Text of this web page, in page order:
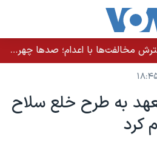
ترس جمهوری اسلامی از گسترش مخالفت‌ها با اعدام؛ صدها چهره شناخته‌شده به دادسرا احضار شدند
به طرح خلع سلاح
کرد